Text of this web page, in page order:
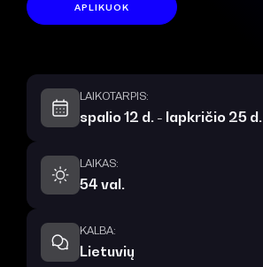
APLIKUOK
LAIKOTARPIS:
spalio 12 d. - lapkričio 25 d.
LAIKAS:
54 val.
KALBA:
Lietuvių